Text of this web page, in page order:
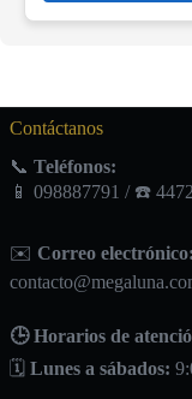
Contáctanos
📞 Teléfonos:
📱 098887791 / ☎️
✉️ Correo electrónico:
🕒 Horarios de
🗓️ Lunes a sábados: